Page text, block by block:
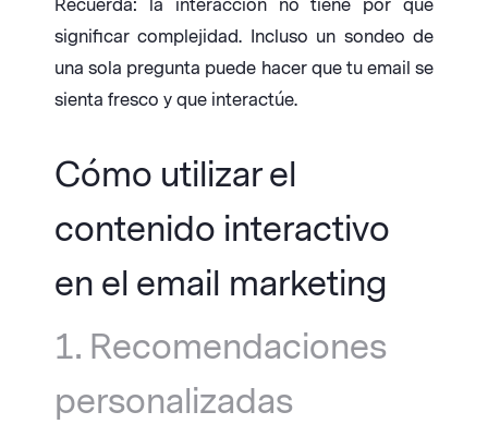
Recuerda: la interacción no tiene por qué
significar complejidad. Incluso un sondeo de
una sola pregunta puede hacer que tu email se
sienta fresco y que interactúe.
Cómo utilizar el
contenido interactivo
en el email marketing
1. Recomendaciones
personalizadas